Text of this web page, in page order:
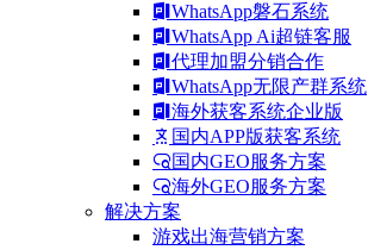
WhatsApp磐石系统
WhatsApp Ai超链客服
代理加盟分销合作
WhatsApp无限产群系统
海外获客系统企业版
国内APP版获客系统
国内GEO服务方案
海外GEO服务方案
解决方案
游戏出海营销方案